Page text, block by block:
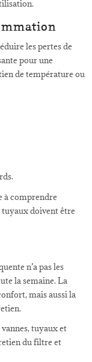
les pertes de
pour une
de température ou
à comprendre
tuyaux doivent être
n’a pas les
la semaine. La
mais aussi la
tuyaux et
du filtre et